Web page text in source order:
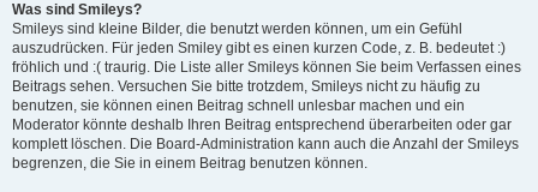
Was sind Smileys?
Smileys sind kleine Bilder, die benutzt werden können, um ein Gefühl
auszudrücken. Für jeden Smiley gibt es einen kurzen Code, z. B. bedeutet :)
fröhlich und :( traurig. Die Liste aller Smileys können Sie beim Verfassen eines
Beitrags sehen. Versuchen Sie bitte trotzdem, Smileys nicht zu häufig zu
benutzen, sie können einen Beitrag schnell unlesbar machen und ein
Moderator könnte deshalb Ihren Beitrag entsprechend überarbeiten oder gar
komplett löschen. Die Board-Administration kann auch die Anzahl der Smileys
begrenzen, die Sie in einem Beitrag benutzen können.